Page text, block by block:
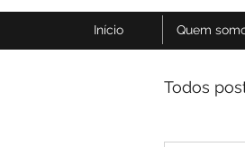
Início Quem
Todos